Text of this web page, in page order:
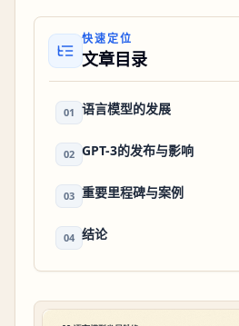
快速定位
文章目录
01 语言模型的发展
02 GPT-3的发布与影响
03 重要里程碑与案例
04 结论